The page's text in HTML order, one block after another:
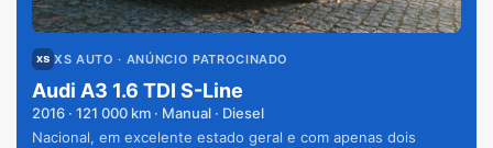
XS AUTO · ANÚNCIO PATROCINADO
Audi A3 1.6 TDI S-Line
2016 · 121 000 km · Manual · Diesel
Nacional, em excelente estado geral e com apenas dois